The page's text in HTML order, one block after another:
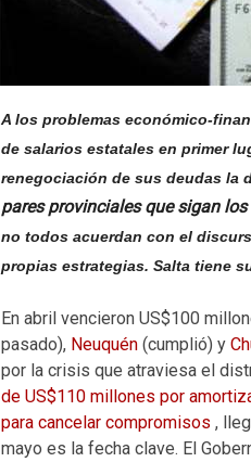
A los problemas económico-
de salarios estatales en primer
renegociación de sus deudas la
pares provinciales que sigan
no todos acuerdan con el
propias estrategias. Salta tiene
En abril vencieron US$100
pasado), Neuquén (cumplió) y
por la crisis que atraviesa el
de US$110 millones por
para cancelar compromisos ,
mayo es la fecha clave. El